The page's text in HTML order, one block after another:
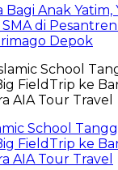
Anak Yatim,
SMA di
Depok
School
FieldTrip ke
AIA Tour Travel